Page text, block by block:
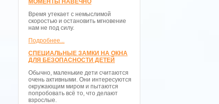
МОМЕНТЫ НАВЕЧНО
Время утекает с немыслимой
скоростью и остановить мгновение
нам не под силу.
Подробнее...
СПЕЦИАЛЬНЫЕ ЗАМКИ НА ОКНА
ДЛЯ БЕЗОПАСНОСТИ ДЕТЕЙ
Обычно, маленькие дети считаются
очень активными. Они интересуются
окружающим миром и пытаются
попробовать всё то, что делают
взрослые.